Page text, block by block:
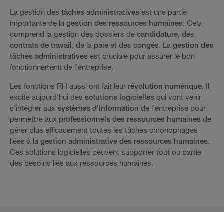
La gestion des tâches administratives est une partie
importante de la gestion des ressources humaines. Cela
comprend la gestion des dossiers de candidature, des
contrats de travail , de la paie et des congés. La gestion des
tâches administratives est cruciale pour assurer le bon
fonctionnement de l’entreprise.
Les fonctions RH aussi ont fait leur révolution numérique. Il
excite aujourd'hui des solutions logicielles qui vont venir
s'intégrer aux systèmes d'information de l'entreprise pour
permettre aux professionnels des ressources humaines de
gérer plus efficacement toutes les tâches chronophages
liées à la gestion administrative des ressources humaines.
Ces solutions logicielles peuvent supporter tout ou partie
des besoins liés aux ressources humaines.